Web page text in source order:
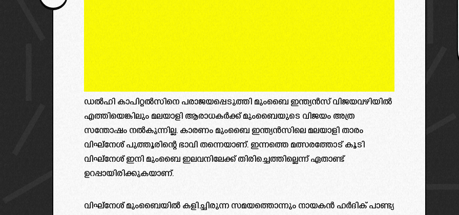
ഡൽഹി കാപിറ്റൽസിനെ പരാജയപ്പെടുത്തി മുംബൈ ഇന്ത്യൻസ് വിജയവഴിയിൽ
എത്തിയെങ്കിലും മലയാളി ആരാധകർക്ക് മുംബൈയുടെ വിജയം അത്ര
സന്തോഷം നൽകുന്നില്ല. കാരണം മുംബൈ ഇന്ത്യൻസിലെ മലയാളി താരം
വിഘ്‌നേശ് പുത്തൂരിന്റെ ഭാവി തന്നെയാണ്. ഇന്നത്തെ മത്സരത്തോട് കൂടി
വിഘ്‌നേശ് ഇനി മുംബൈ ഇലവനിലേക്ക് തിരിച്ചെത്തില്ലെന്ന് ഏതാണ്ട്
ഉറപ്പായിരിക്കുകയാണ്.
വിഘ്‌നേശ് മുംബൈയിൽ കളിച്ചിരുന്ന സമയത്തൊന്നും നായകൻ ഹർദിക് പാണ്ട്യ